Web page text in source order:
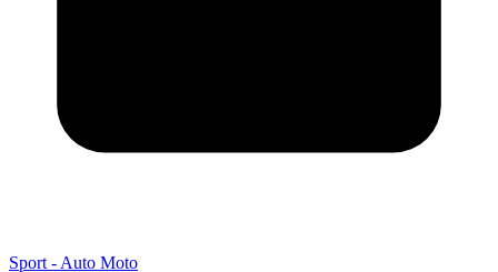
Sport - Auto Moto